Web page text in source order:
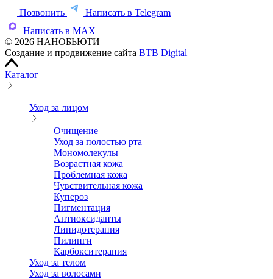
Позвонить
Написать в Telegram
Написать в MAX
© 2026 НАНОБЬЮТИ
Создание и продвижение сайта BTB Digital
Каталог
Уход за лицом
Очищение
Уход за полостью рта
Мономолекулы
Возрастная кожа
Проблемная кожа
Чувствительная кожа
Купероз
Пигментация
Антиоксиданты
Липидотерапия
Пилинги
Карбокситерапия
Уход за телом
Уход за волосами